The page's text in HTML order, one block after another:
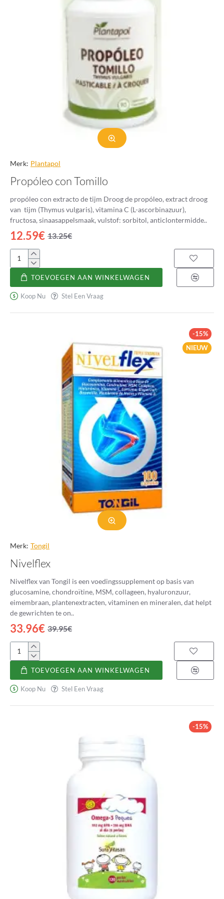
Merk: Plantapol
Propóleo con Tomillo
propóleo con extracto de tijm Droog de propóleo, extract droog
van tijm (Thymus vulgaris), vitamina C (L-ascorbinazuur),
fructosa, sinaasappelsmaak, vulstof: sorbitol, anticlontermidde..
12.59€ 13.25€
Propóleo
Tomillo
TOEVOEGEN AAN WINKELWAGEN
Koop Nu Stel Een Vraag
NIEUW
-15%
Merk: Tongil
Nivelflex
Nivelflex van Tongil is een voedingssupplement op basis van
glucosamine, chondroïtine, MSM, collageen, hyaluronzuur,
eimembraan, plantenextracten, vitaminen en mineralen, dat helpt
de gewrichten te on..
33.96€ 39.95€
Nivelflex
TOEVOEGEN AAN WINKELWAGEN
Koop Nu Stel Een Vraag
-15%